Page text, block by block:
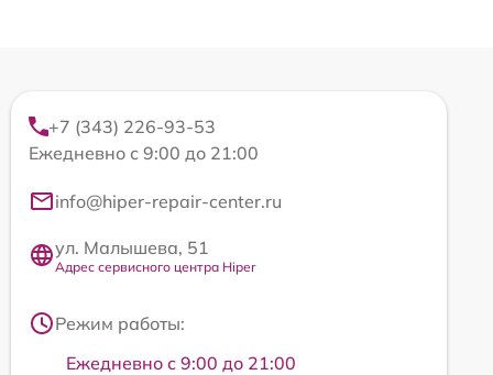
+7 (343) 226-93-53
Ежедневно с 9:00 до 21:00
info@hiper-repair-center.ru
ул. Малышева, 51
Адрес сервисного центра Hiper
Режим работы:
Ежедневно с 9:00 до 21:00